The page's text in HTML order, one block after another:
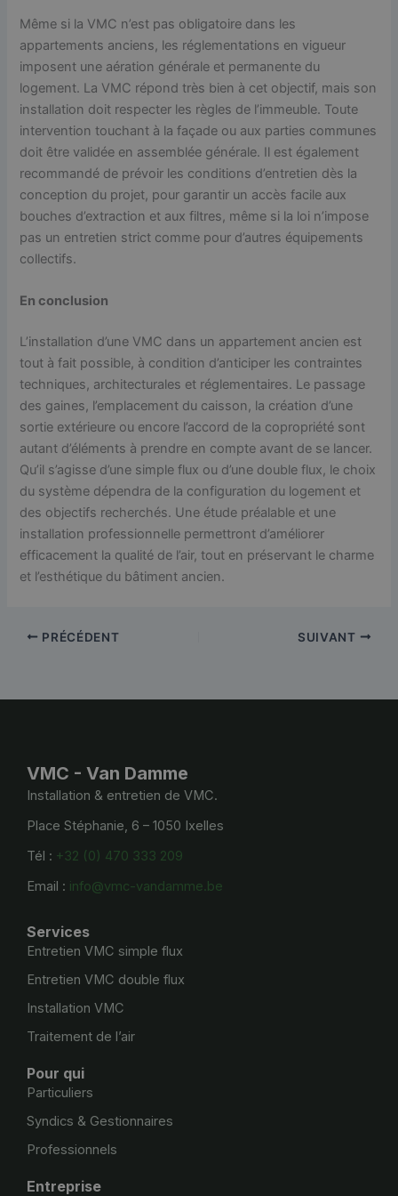
Même si la VMC n’est pas obligatoire dans les
appartements anciens, les réglementations en vigueur
imposent une aération générale et permanente du
logement. La VMC répond très bien à cet objectif, mais son
installation doit respecter les règles de l’immeuble. Toute
intervention touchant à la façade ou aux parties communes
doit être validée en assemblée générale. Il est également
recommandé de prévoir les conditions d’entretien dès la
conception du projet, pour garantir un accès facile aux
bouches d’extraction et aux filtres, même si la loi n’impose
pas un entretien strict comme pour d’autres équipements
collectifs.
En conclusion
L’installation d’une VMC dans un appartement ancien est
tout à fait possible, à condition d’anticiper les contraintes
techniques, architecturales et réglementaires. Le passage
des gaines, l’emplacement du caisson, la création d’une
sortie extérieure ou encore l’accord de la copropriété sont
autant d’éléments à prendre en compte avant de se lancer.
Qu’il s’agisse d’une simple flux ou d’une double flux, le choix
du système dépendra de la configuration du logement et
des objectifs recherchés. Une étude préalable et une
installation professionnelle permettront d’améliorer
efficacement la qualité de l’air, tout en préservant le charme
et l’esthétique du bâtiment ancien.
PRÉCÉDENT SUIVANT
VMC - Van Damme
Installation & entretien de VMC.
Place Stéphanie, 6 – 1050 Ixelles
Tél : +32 (0) 470 333 209
Email : info@vmc-vandamme.be
Services
Entretien VMC simple flux
Entretien VMC double flux
Installation VMC
Traitement de l’air
Pour qui
Particuliers
Syndics & Gestionnaires
Professionnels
Entreprise